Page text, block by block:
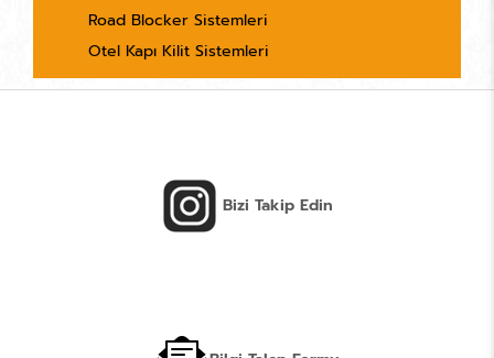
Road Blocker Sistemleri
Otel Kapı Kilit Sistemleri
Bizi Takip Edin